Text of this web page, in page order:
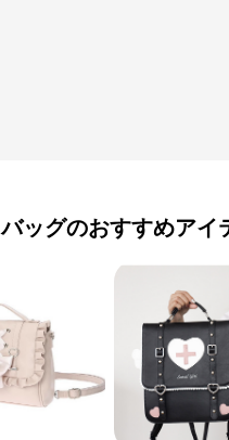
バッグのおすすめアイ